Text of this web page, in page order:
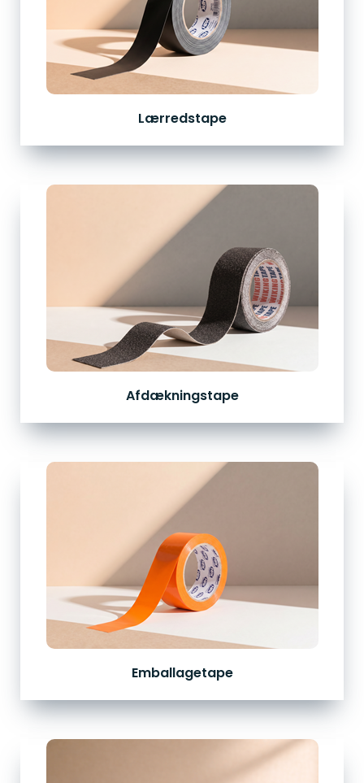
Lærredstape
Afdækningstape
Emballagetape